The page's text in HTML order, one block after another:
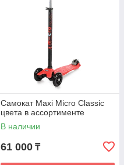
Самокат Maxi Micro Classic
цвета в ассортименте
В наличии
61 000 ₸